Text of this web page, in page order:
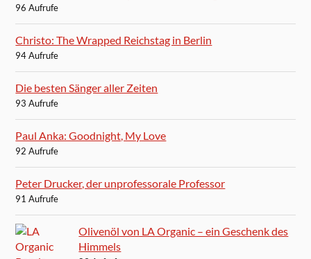
96 Aufrufe
Christo: The Wrapped Reichstag in Berlin
94 Aufrufe
Die besten Sänger aller Zeiten
93 Aufrufe
Paul Anka: Goodnight, My Love
92 Aufrufe
Peter Drucker, der unprofessorale Professor
91 Aufrufe
Olivenöl von LA Organic – ein Geschenk des
Himmels